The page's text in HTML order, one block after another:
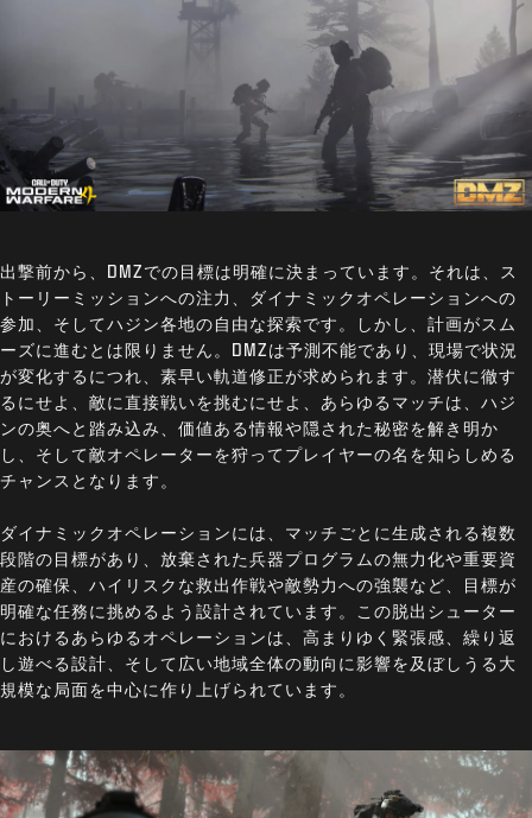
出撃前から、DMZでの目標は明確に決まっています。それは、ス
トーリーミッションへの注力、ダイナミックオペレーションへの
参加、そしてハジン各地の自由な探索です。しかし、計画がスム
ーズに進むとは限りません。DMZは予測不能であり、現場で状況
が変化するにつれ、素早い軌道修正が求められます。潜伏に徹す
るにせよ、敵に直接戦いを挑むにせよ、あらゆるマッチは、ハジ
ンの奥へと踏み込み、価値ある情報や隠された秘密を解き明か
し、そして敵オペレーターを狩ってプレイヤーの名を知らしめる
チャンスとなります。
ダイナミックオペレーションには、マッチごとに生成される複数
段階の目標があり、放棄された兵器プログラムの無力化や重要資
産の確保、ハイリスクな救出作戦や敵勢力への強襲など、目標が
明確な任務に挑めるよう設計されています。この脱出シューター
におけるあらゆるオペレーションは、高まりゆく緊張感、繰り返
し遊べる設計、そして広い地域全体の動向に影響を及ぼしうる大
規模な局面を中心に作り上げられています。